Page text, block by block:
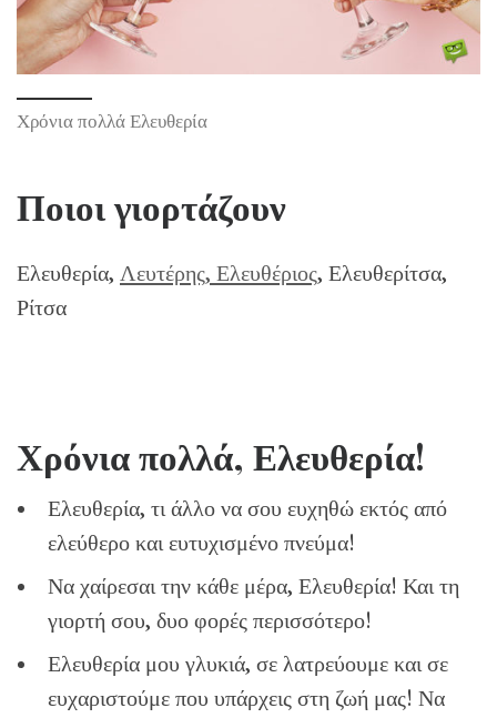
Χρόνια πολλά Ελευθερία
Ποιοι γιορτάζουν
Ελευθερία, Λευτέρης, Ελευθέριος, Ελευθερίτσα,
Ρίτσα
Χρόνια πολλά, Ελευθερία!
Ελευθερία, τι άλλο να σου ευχηθώ εκτός από
ελεύθερο και ευτυχισμένο πνεύμα!
Να χαίρεσαι την κάθε μέρα, Ελευθερία! Και τη
γιορτή σου, δυο φορές περισσότερο!
Ελευθερία μου γλυκιά, σε λατρεύουμε και σε
ευχαριστούμε που υπάρχεις στη ζωή μας! Να